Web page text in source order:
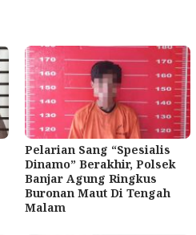
Pelarian Sang “Spesialis
Dinamo” Berakhir, Polsek
Banjar Agung Ringkus
Buronan Maut Di Tengah
Malam